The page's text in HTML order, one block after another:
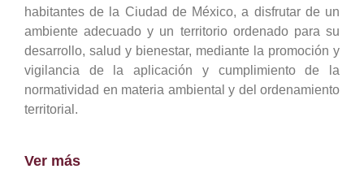
habitantes de la Ciudad de México, a disfrutar de un
ambiente adecuado y un territorio ordenado para su
desarrollo, salud y bienestar, mediante la promoción y
vigilancia de la aplicación y cumplimiento de la
normatividad en materia ambiental y del ordenamiento
territorial.
Ver más